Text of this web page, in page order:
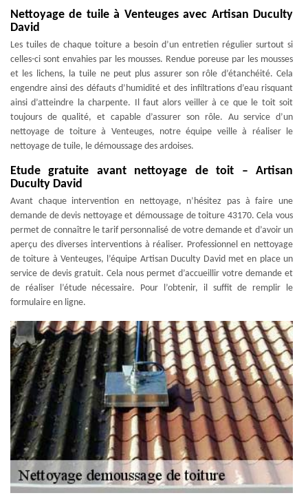
Nettoyage de tuile à Venteuges avec Artisan Duculty
David
Les tuiles de chaque toiture a besoin d’un entretien régulier surtout si
celles-ci sont envahies par les mousses. Rendue poreuse par les mousses
et les lichens, la tuile ne peut plus assurer son rôle d’étanchéité. Cela
engendre ainsi des défauts d’humidité et des infiltrations d’eau risquant
ainsi d’atteindre la charpente. Il faut alors veiller à ce que le toit soit
toujours de qualité, et capable d’assurer son rôle. Au service d’un
nettoyage de toiture à Venteuges, notre équipe veille à réaliser le
nettoyage de tuile, le démoussage des ardoises.
Etude gratuite avant nettoyage de toit – Artisan
Duculty David
Avant chaque intervention en nettoyage, n’hésitez pas à faire une
demande de devis nettoyage et démoussage de toiture 43170. Cela vous
permet de connaître le tarif personnalisé de votre demande et d’avoir un
aperçu des diverses interventions à réaliser. Professionnel en nettoyage
de toiture à Venteuges, l’équipe Artisan Duculty David met en place un
service de devis gratuit. Cela nous permet d’accueillir votre demande et
de réaliser l’étude nécessaire. Pour l’obtenir, il suffit de remplir le
formulaire en ligne.